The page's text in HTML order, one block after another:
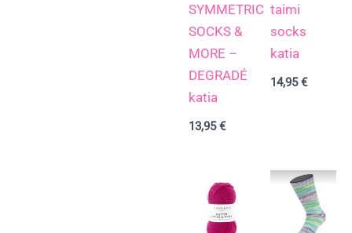
SYMMETRIC
SOCKS &
MORE –
DEGRADÉ
katia
13,95€
taimi
socks
katia
14,95€